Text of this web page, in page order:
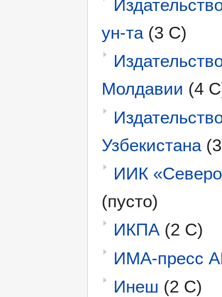
ун-та (3 С)
Молдавии (4
Узбекистана
ИИК
(пусто)
ИКПА (2 С)
ИМА-пресс
Инеш (2 С)